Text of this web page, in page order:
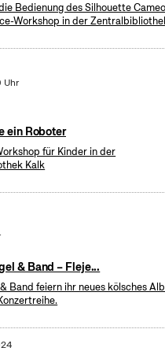
Bedienung des Silhouette
Workshop in der
Uhr
ein Roboter
für Kinder in der
Kalk
& Band – Fleje...
Band feiern ihr neues kölsches